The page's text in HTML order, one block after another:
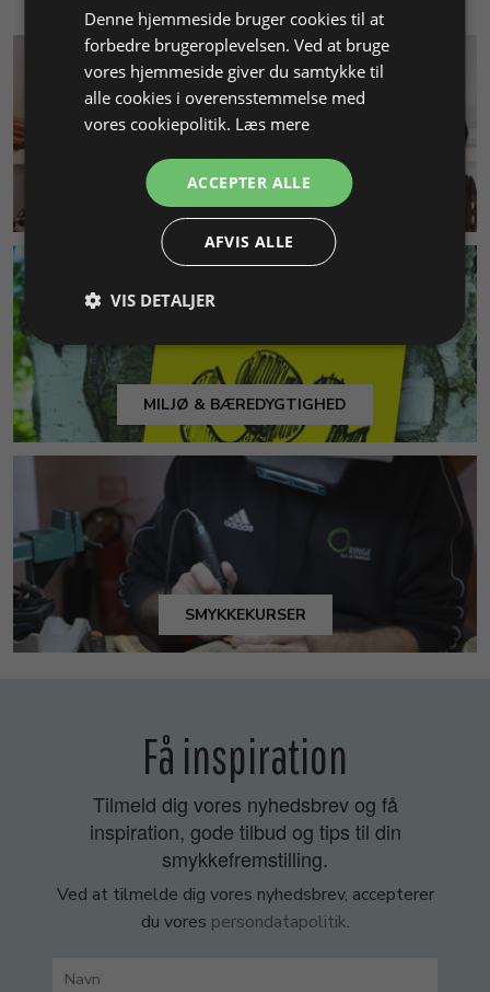
KUNDESERVICE
MILJØ & BÆREDYGTIGHED
SMYKKEKURSER
Få inspiration
Tilmeld dig vores nyhedsbrev og få
inspiration, gode tilbud og tips til din
smykkefremstilling.
Ved at tilmelde dig vores nyhedsbrev, accepterer
du vores persondatapolitik.
Denne hjemmeside bruger cookies til at
forbedre brugeroplevelsen. Ved at bruge
vores hjemmeside giver du samtykke til
alle cookies i overensstemmelse med
vores cookiepolitik. Læs mere
ACCEPTER ALLE
AFVIS ALLE
VIS DETALJER